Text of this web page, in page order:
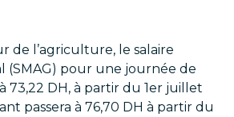
de l’agriculture, le salaire
(SMAG) pour une journée de
73,22 DH, à partir du 1er juillet
passera à 76,70 DH à partir du